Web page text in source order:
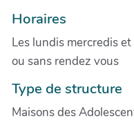
Horaires
Les lundis mercredis
ou sans rendez vous
Type de structure
Maisons des